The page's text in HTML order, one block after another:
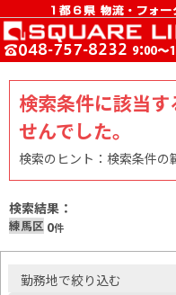
検索条件に該当
せんでした。
検索のヒント：検索条件の
検索結果：
練馬区 0件
勤務地で絞り込む